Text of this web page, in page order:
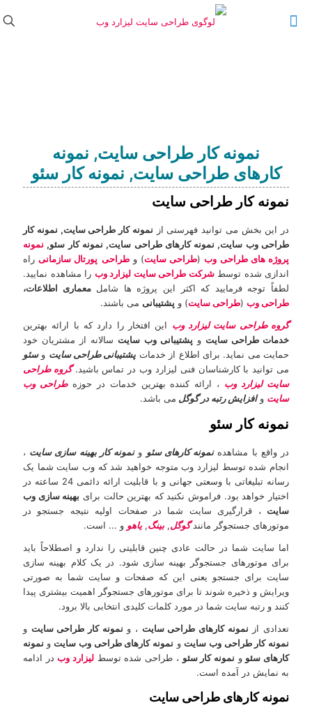
نمونه کار طراحی سایت, نمونه
کارهای طراحی سایت, نمونه کار سئو
نمونه کار طراحی سایت
در اين بخش می توانيد فهرستی از نمونه کار طراحی سایت, نمونه کار
طراحی وب سایت, نمونه کارهای طراحی سایت, نمونه کار سئو, نمونه
پروژه های طراحی وب(طراحی سايت) وطراحی پورتال سازمانیراه
اندازی شده توسطشرکت طراحی سایت لیزارد وب را مشاهده نماييد.
لطفاً توجه فرمایید که اکثر اين پروژه ها شاملمعماری اطلاعات،
طراحی وب (طراحی سايت) و پشتیبانی می باشند.
گروه طراحی سایت لیزارد وب این افتخار را دارد که با ارائه بهترین
خدمات طراحی سایت و پشتیبانی وب سایتسالانه از مشتریان خود
حمایت می نماید. برای اطلاع از خدمات پشتیبانی طراحی سایت وسئو
می توانید با کارشناسان فنی لیزارد وب در تماس باشید.گروه طراحی
سایت لیزارد وب ، ارائه کننده بهترین خدمات در حوزهطراحی وب
سایت وافزایش رتبه در گوگل می باشد.
نمونه کار سئو
در واقع با مشاهدهنمونه کارهای سئو ونمونه کار بهینه سازی سایت ،
انجام شده توسط لیزارد وب متوجه خواهید شد که وب سایت شما یک
رسانه تبلیغاتی با وسعتی جهانی و با قابلیت ارائه دائمی 24 ساعته در
اختیار خواهد بود. فراموش نکنید که بهترین حالت برای بهینه سازی وب
سایت ، قرارگیری سایت شما در صفحات اولیه نتیجه جستجو در
موتورهای جستجوگر مانندگوگل, بینگ, یاهو و ... است.
اما سایت شما در حالت عادی چنین قابلیتی را ندارد و اصطلاحاً باید
برای موتورهای جستجوگر بهینه سازی شود. در یک کلام بهینه سازی
سایت برای جستجو یعنی این که صفحات و سایت شما به صورتی
ویرایش و ذخیره شوند تا برای موتورهای جستجوگر اهمیت بیشتری پیدا
کنند و رتبه سایت شما در مورد کلمات کلیدی انتخابی بالا برود.
تعدادی از نمونه کارهای طراحی سایت ، و نمونه کار طراحی سایت و
نمونه کار طراحی وب سایتو نمونه کارهای طراحی وب سایتو نمونه
کارهای سئو و نمونه کار سئو ، طراحی شده توسط لیزارد وبدر ادامه
به نمایش در آمده است.
نمونه کارهای طراحی سایت